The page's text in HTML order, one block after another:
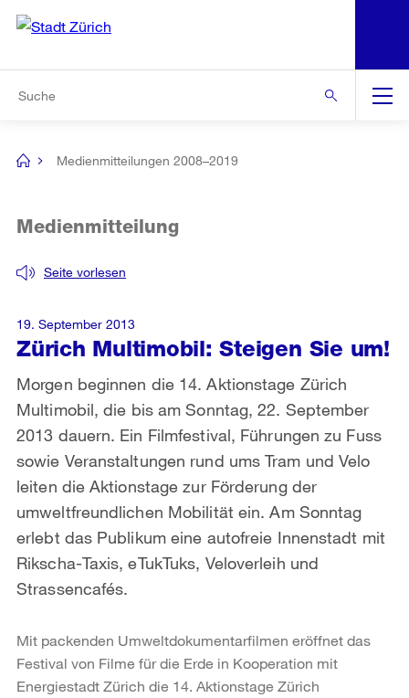
Navigation
[no
Medienmitteilungen 2008–2019
Zürich Multimobil: Steigen Sie um!
Seite vorlesen
Medienmitteilung
Morgen beginnen die 14. Aktionstage Zürich
Multimobil, die bis am Sonntag, 22. September
2013 dauern. Ein Filmfestival, Führungen zu Fuss
sowie Veranstaltungen rund ums Tram und Velo
leiten die Aktionstage zur Förderung der
umweltfreundlichen Mobilität ein. Am Sonntag
erlebt das Publikum eine autofreie Innenstadt mit
Rikscha-Taxis, eTukTuks, Veloverleih und
Strassencafés.
19. September 2013
Mit packenden Umweltdokumentarfilmen eröffnet das
Festival von Filme für die Erde in Kooperation mit
Energiestadt Zürich die 14. Aktionstage Zürich